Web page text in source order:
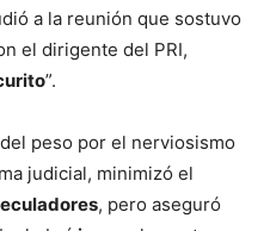
a la reunión que sostuvo
el dirigente del PRI,
”.
del peso por el nerviosismo
judicial, minimizó el
, pero aseguró